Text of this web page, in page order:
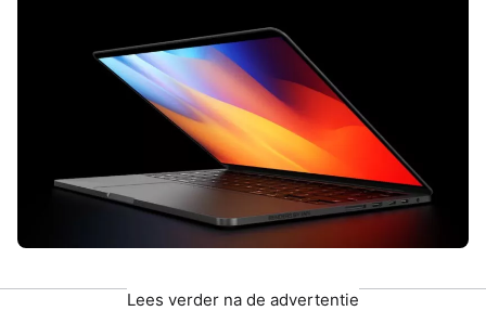
Lees verder na de advertentie